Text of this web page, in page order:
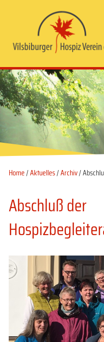
Home/Aktuelles/Archiv/
Abschluß der